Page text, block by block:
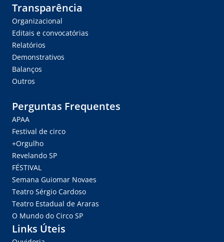
Transparência
Organizacional
Editais e convocatórias
Relatórios
Demonstrativos
Balanços
Outros
Perguntas Frequentes
APAA
Festival de circo
+Orgulho
Revelando SP
FÉSTIVAL
Semana Guiomar Novaes
Teatro Sérgio Cardoso
Teatro Estadual de Araras
O Mundo do Circo SP
Links Úteis